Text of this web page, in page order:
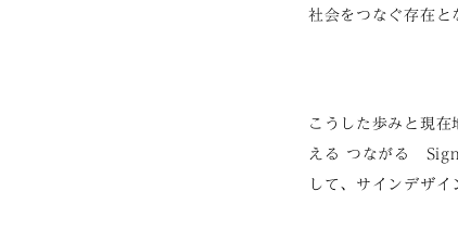
社会をつなぐ存在と
こうした歩みと現
える つながる
して、サインデザ